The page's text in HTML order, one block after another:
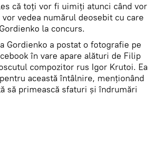
că toți vor fi uimiți atunci când vor
vedea numărul deosebit cu care
la concurs.
Gordienko a postat o fotografie pe
în vare apare alături de Filip
compozitor rus Igor Krutoi. Ea
această întâlnire, menționând
să primească sfaturi și îndrumări